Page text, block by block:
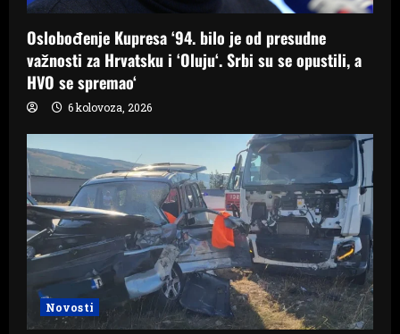
Oslobođenje Kupresa ‘94. bilo je od presudne
važnosti za Hrvatsku i ‘Oluju‘. Srbi su se opustili, a
HVO se spremao‘
6 kolovoza, 2026
Novosti